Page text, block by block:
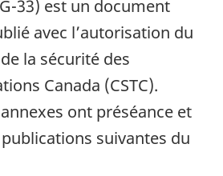
33) est un document
avec l’autorisation du
la sécurité des
Canada (CSTC).
ont préséance et
suivantes du